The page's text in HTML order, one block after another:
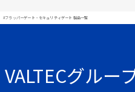
#フラッパーゲート・セキュリティゲート 製品一覧
VALTECグルー